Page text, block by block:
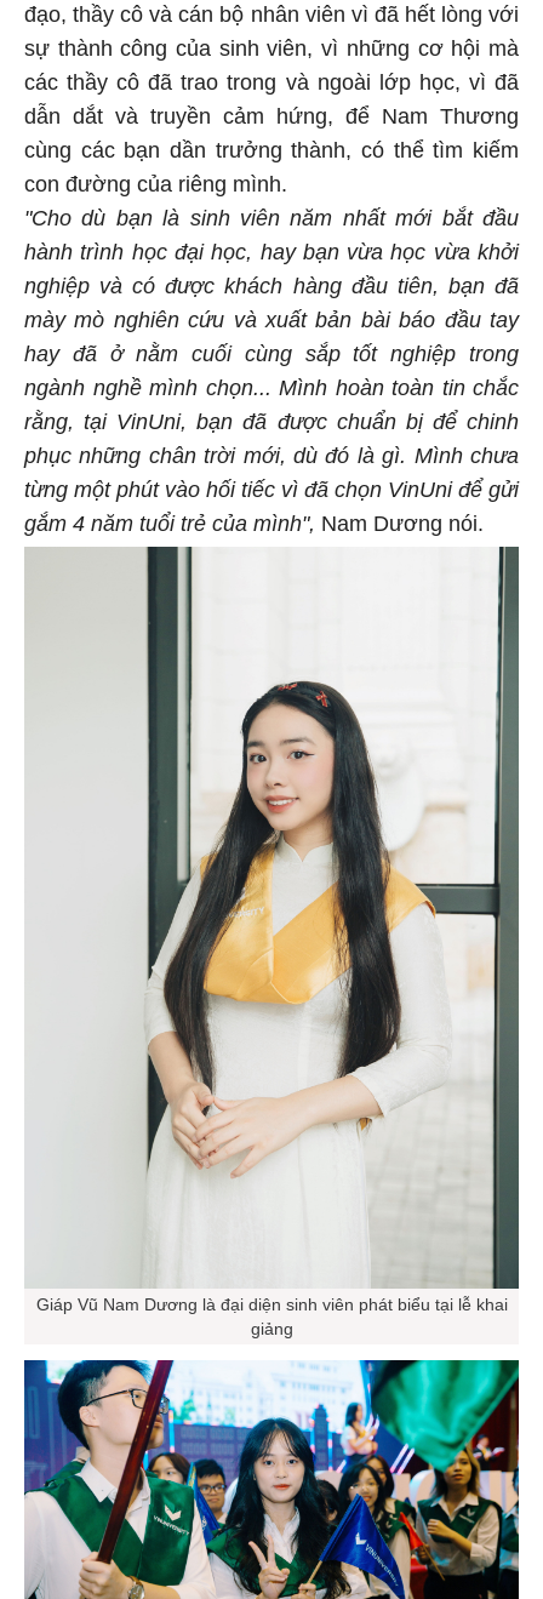
đạo, thầy cô và cán bộ nhân viên vì đã hết lòng với
sự thành công của sinh viên, vì những cơ hội mà
các thầy cô đã trao trong và ngoài lớp học, vì đã
dẫn dắt và truyền cảm hứng, để Nam Thương
cùng các bạn dần trưởng thành, có thể tìm kiếm
con đường của riêng mình.
"Cho dù bạn là sinh viên năm nhất mới bắt đầu
hành trình học đại học, hay bạn vừa học vừa khởi
nghiệp và có được khách hàng đầu tiên, bạn đã
mày mò nghiên cứu và xuất bản bài báo đầu tay
hay đã ở nằm cuối cùng sắp tốt nghiệp trong
ngành nghề mình chọn... Mình hoàn toàn tin chắc
rằng, tại VinUni, bạn đã được chuẩn bị để chinh
phục những chân trời mới, dù đó là gì. Mình chưa
từng một phút vào hối tiếc vì đã chọn VinUni để gửi
gắm 4 năm tuổi trẻ của mình", Nam Dương nói.
Giáp Vũ Nam Dương là đại diện sinh viên phát biểu tại lễ khai
giảng